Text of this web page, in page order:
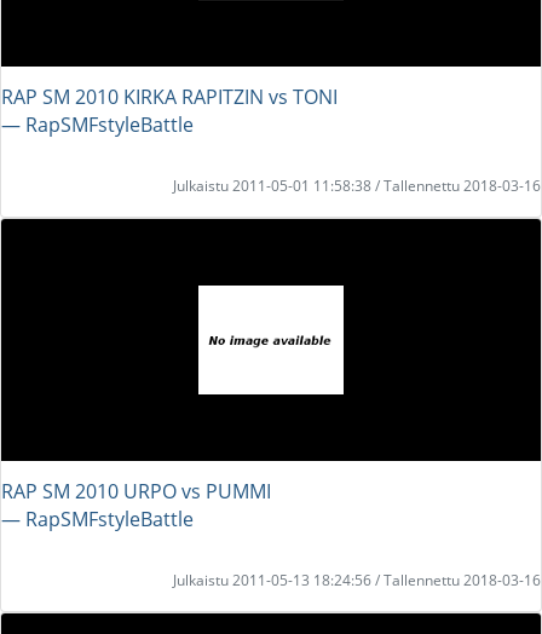
RAP SM 2010 KIRKA RAPITZIN vs TONI
― RapSMFstyleBattle
Julkaistu 2011-05-01 11:58:38 / Tallennettu 2018-03-16
RAP SM 2010 URPO vs PUMMI
― RapSMFstyleBattle
Julkaistu 2011-05-13 18:24:56 / Tallennettu 2018-03-16